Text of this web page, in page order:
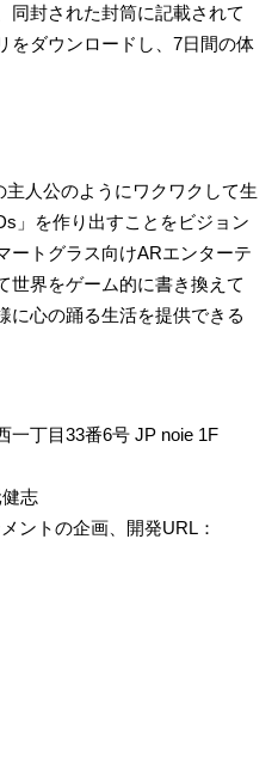
同封された封筒に記載されて
をダウンロードし、7日間の体
人公のようにワクワクして生
」を作り出すことをビジョン
ートグラス向けARエンターテ
世界をゲーム的に書き換えて
に心の踊る生活を提供できる
一丁目33番6号 JP noie 1F
志
ントの企画、開発URL：